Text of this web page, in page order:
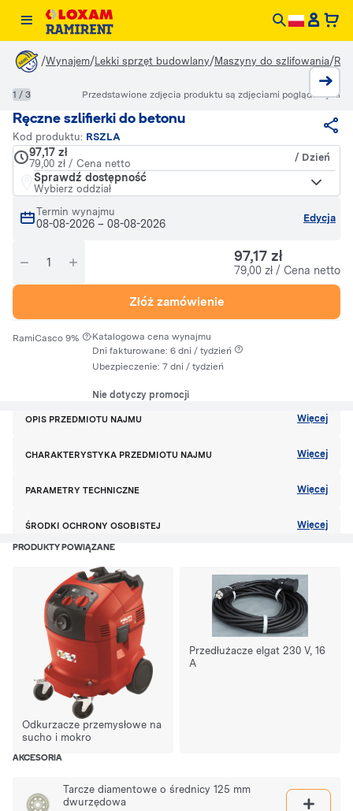
/Wynajem/Lekki sprzęt budowlany/Maszyny do szlifowania/
Ręczne szlifierki do betonu
Kod produktu: RSZLA
97,17 zł
79,00 zł / Cena netto
/ Dzień
Sprawdź dostępność
Wybierz oddział
Termin wynajmu
08-08-2026 – 08-08-2026 Edycja
97,17 zł
79,00 zł / Cena netto
Złóż zamówienie
RamiCasco 9% ·Katalogowa cena wynajmu
Dni fakturowane: 6 dni / tydzień
Ubezpieczenie: 7 dni / tydzień
Nie dotyczy promocji
1 / 3 Przedstawione zdjęcia produktu są zdjęciami poglądowymi
OPIS PRZEDMIOTU NAJMU Więcej
CHARAKTERYSTYKA PRZEDMIOTU NAJMU Więcej
PARAMETRY TECHNICZNE Więcej
ŚRODKI OCHRONY OSOBISTEJ Więcej
PRODUKTY POWIĄZANE
Odkurzacze przemysłowe na
sucho i mokro
Przedłużacze elgat 230 V, 16
A
AKCESORIA
Tarcze diamentowe o średnicy 125 mm
dwurzędowa